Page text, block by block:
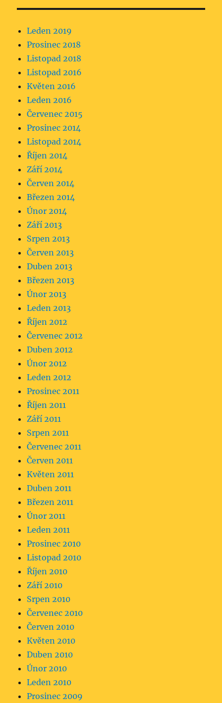
Leden 2019
Prosinec 2018
Listopad 2018
Listopad 2016
Květen 2016
Leden 2016
Červenec 2015
Prosinec 2014
Listopad 2014
Říjen 2014
Září 2014
Červen 2014
Březen 2014
Únor 2014
Září 2013
Srpen 2013
Červen 2013
Duben 2013
Březen 2013
Únor 2013
Leden 2013
Říjen 2012
Červenec 2012
Duben 2012
Únor 2012
Leden 2012
Prosinec 2011
Říjen 2011
Září 2011
Srpen 2011
Červenec 2011
Červen 2011
Květen 2011
Duben 2011
Březen 2011
Únor 2011
Leden 2011
Prosinec 2010
Listopad 2010
Říjen 2010
Září 2010
Srpen 2010
Červenec 2010
Červen 2010
Květen 2010
Duben 2010
Únor 2010
Leden 2010
Prosinec 2009